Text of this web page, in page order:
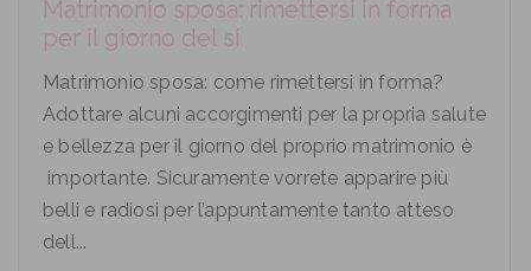
Matrimonio sposa: rimettersi in forma
per il giorno del si
Matrimonio sposa: come rimettersi in forma?
Adottare alcuni accorgimenti per la propria salute
e bellezza per il giorno del proprio matrimonio è
importante. Sicuramente vorrete apparire più
belli e radiosi per l’appuntamente tanto atteso
dell...